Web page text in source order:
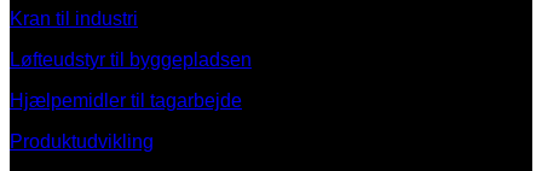
Kran til industri
Løfteudstyr til byggepladsen
Hjælpemidler til tagarbejde
Produktudvikling